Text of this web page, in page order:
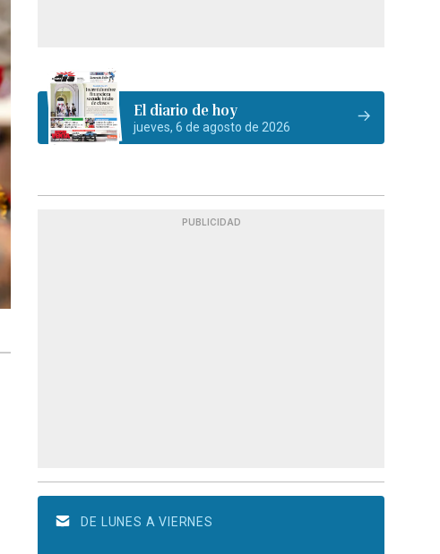
El diario de hoy
jueves, 6 de agosto de 2026
PUBLICIDAD
DE LUNES A VIERNES